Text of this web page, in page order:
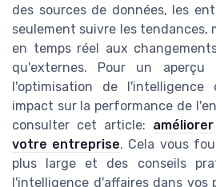
des sources de données, les
seulement suivre les tendances,
en temps réel aux
qu'externes. Pour un aperçu
l'optimisation de l'intelligence
impact sur la performance de
consulter cet article:
votre entreprise. Cela vous
plus large et des conseils
l'intelligence d'affaires dans vos